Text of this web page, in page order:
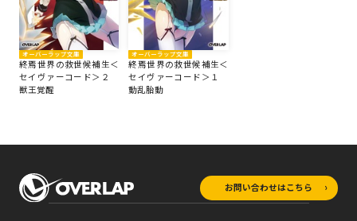
オーバーラップ文庫
終焉世界の救世候補生＜
セイヴァーコード＞２
獣王覚醒
オーバーラップ文庫
終焉世界の救世候補生＜
セイヴァーコード＞１
動乱胎動
お問い合わせはこちら